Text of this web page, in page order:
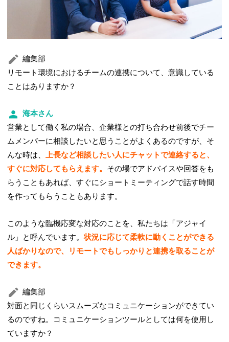
編集部
リモート環境におけるチームの連携について、意識している
ことはありますか？
海本さん
営業として働く私の場合、企業様との打ち合わせ前後でチー
ムメンバーに相談したいと思うことがよくあるのですが、そ
んな時は、上長など相談したい人にチャットで連絡すると、
すぐに対応してもらえます。 その場でアドバイスや回答をも
らうこともあれば、すぐにショートミーティングで話す時間
を作ってもらうこともあります。
このような臨機応変な対応のことを、私たちは「アジャイ
ル」と呼んでいます。状況に応じて柔軟に動くことができる
人ばかりなので、リモートでもしっかりと連携を取ることが
できます。
編集部
対面と同じくらいスムーズなコミュニケーションができてい
るのですね。コミュニケーションツールとしては何を使用し
ていますか？